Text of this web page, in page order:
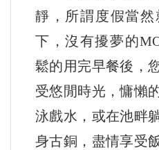
靜，所謂度假當
下，沒有擾夢的
鬆的用完早餐後，
受悠閒時光，慵懶
泳戲水，或在池畔
身古銅，盡情享受